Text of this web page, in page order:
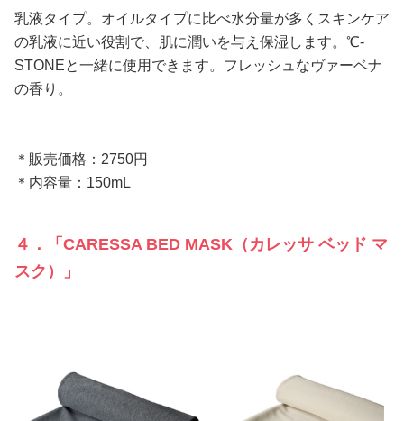
乳液タイプ。オイルタイプに比べ水分量が多くスキンケア
の乳液に近い役割で、肌に潤いを与え保湿します。℃-
STONEと一緒に使用できます。フレッシュなヴァーベナ
の香り。
＊販売価格：2750円
＊内容量：150mL
４．「CARESSA BED MASK（カレッサ ベッド マ
スク）」